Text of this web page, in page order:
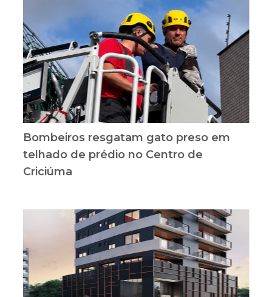
Bombeiros resgatam gato preso em
telhado de prédio no Centro de
Criciúma